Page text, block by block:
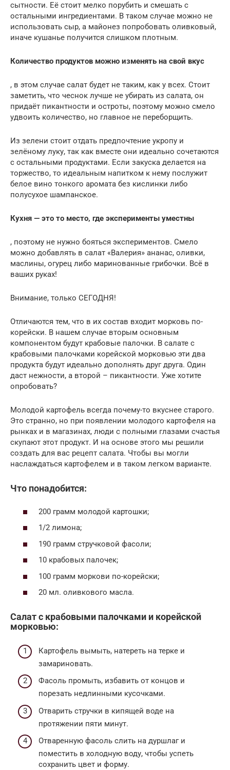
сытности. Её стоит мелко порубить и смешать с
остальными ингредиентами. В таком случае можно не
использовать сыр, а майонез попробовать оливковый,
иначе кушанье получится слишком плотным.
Количество продуктов можно изменять на свой вкус
, в этом случае салат будет не таким, как у всех. Стоит
заметить, что чеснок лучше не убирать из салата, он
придаёт пикантности и остроты, поэтому можно смело
удвоить количество, но главное не переборщить.
Из зелени стоит отдать предпочтение укропу и
зелёному луку, так как вместе они идеально сочетаются
с остальными продуктами. Если закуска делается на
торжество, то идеальным напитком к нему послужит
белое вино тонкого аромата без кислинки либо
полусухое шампанское.
Кухня — это то место, где эксперименты уместны
, поэтому не нужно бояться экспериментов. Смело
можно добавлять в салат «Валерия» ананас, оливки,
маслины, огурец либо маринованные грибочки. Всё в
ваших руках!
Внимание, только СЕГОДНЯ!
Отличаются тем, что в их состав входит морковь по-
корейски. В нашем случае вторым основным
компонентом будут крабовые палочки. В салате с
крабовыми палочками корейской морковью эти два
продукта будут идеально дополнять друг друга. Один
даст нежности, а второй – пикантности. Уже хотите
опробовать?
Молодой картофель всегда почему-то вкуснее старого.
Это странно, но при появлении молодого картофеля на
рынках и в магазинах, люди с полными глазами счастья
скупают этот продукт. И на основе этого мы решили
создать для вас рецепт салата. Чтобы вы могли
наслаждаться картофелем и в таком легком варианте.
Что понадобится:
200 грамм молодой картошки;
1/2 лимона;
190 грамм стручковой фасоли;
10 крабовых палочек;
100 грамм моркови по-корейски;
20 мл. оливкового масла.
Салат с крабовыми палочками и корейской
морковью:
Картофель вымыть, натереть на терке и
замариновать.
Фасоль промыть, избавить от концов и
порезать недлинными кусочками.
Отварить стручки в кипящей воде на
протяжении пяти минут.
Отваренную фасоль слить на дуршлаг и
поместить в холодную воду, чтобы успеть
сохранить цвет и форму.